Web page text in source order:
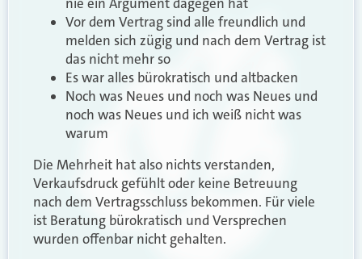
Vor dem Vertrag sind alle freundlich und
melden sich zügig und nach dem Vertrag ist
das nicht mehr so
Es war alles bürokratisch und altbacken
Noch was Neues und noch was Neues und
noch was Neues und ich weiß nicht was
warum
Die Mehrheit hat also nichts verstanden,
Verkaufsdruck gefühlt oder keine Betreuung
nach dem Vertragsschluss bekommen. Für viele
ist Beratung bürokratisch und Versprechen
wurden offenbar nicht gehalten.